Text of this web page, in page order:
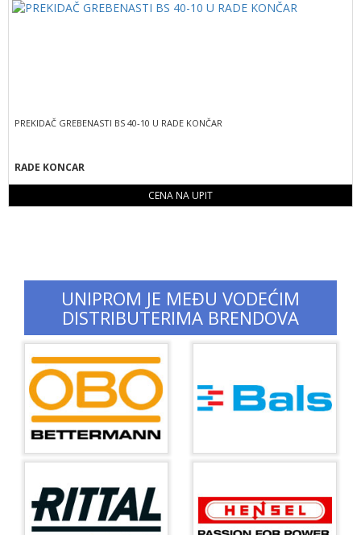
PREKIDAČ GREBENASTI BS 40-10 U RADE KONČAR
RADE KONCAR
CENA NA UPIT
UNIPROM JE MEĐU VODEĆIM
DISTRIBUTERIMA BRENDOVA